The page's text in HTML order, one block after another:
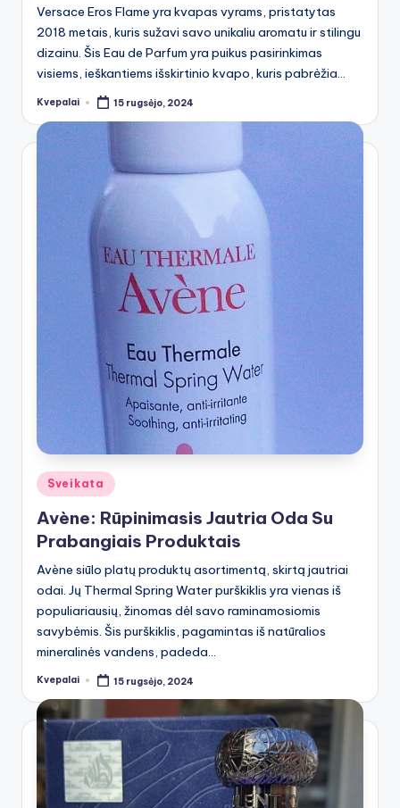
Versace Eros Flame yra kvapas vyrams, pristatytas
2018 metais, kuris sužavi savo unikaliu aromatu ir stilingu
dizainu. Šis Eau de Parfum yra puikus pasirinkimas
visiems, ieškantiems išskirtinio kvapo, kuris pabrėžia…
Posted
Kvepalai 15 rugsėjo, 2024
Posted
in
Sveikata
Avène: Rūpinimasis Jautria Oda Su
Prabangiais Produktais
Avène siūlo platų produktų asortimentą, skirtą jautriai
odai. Jų Thermal Spring Water purškiklis yra vienas iš
populiariausių, žinomas dėl savo raminamosiomis
savybėmis. Šis purškiklis, pagamintas iš natūralios
mineralinės vandens, padeda…
Posted
Kvepalai 15 rugsėjo, 2024